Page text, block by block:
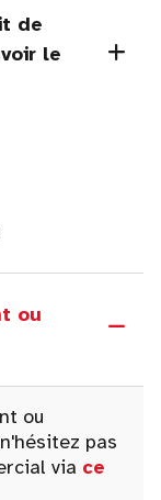
de
le
ou
ou
pas
via ce